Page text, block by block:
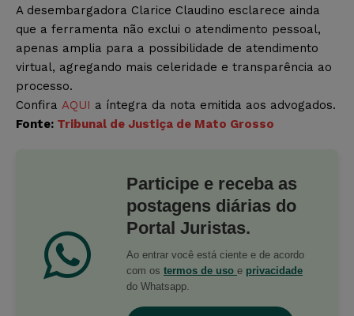
A desembargadora Clarice Claudino esclarece ainda
que a ferramenta não exclui o atendimento pessoal,
apenas amplia para a possibilidade de atendimento
virtual, agregando mais celeridade e transparência ao
processo.
Confira AQUI a íntegra da nota emitida aos advogados.
Fonte: Tribunal de Justiça de Mato Grosso
Participe e receba as
postagens diárias do
Portal Juristas.
Ao entrar você está ciente e de acordo
com os termos de uso e privacidade
do Whatsapp.